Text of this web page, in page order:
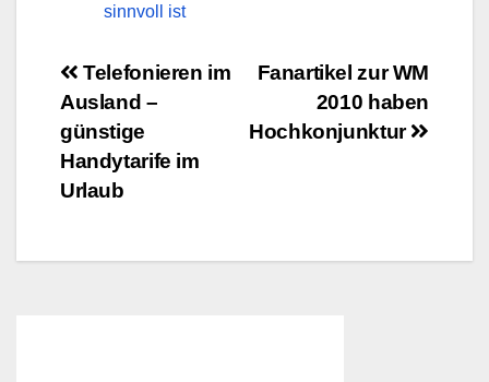
sinnvoll ist
Beitragsnavigation
Fanartikel zur WM
2010 haben
Hochkonjunktur
Telefonieren im
Ausland –
günstige
Handytarife im
Urlaub